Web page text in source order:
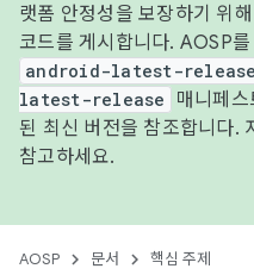
랫폼 안정성을 보장하기 위
코드를 게시합니다. AOSP
android-latest-release
latest-release
매니페
된 최신 버전을 참조합니다.
참고하세요.
AOSP 문서 핵심 주제